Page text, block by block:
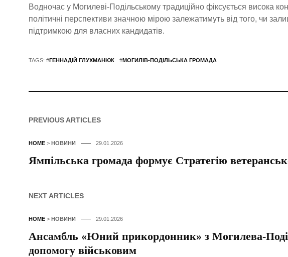
Водночас у Могилеві-Подільському традиційно фіксується висока
політичні перспективи значною мірою залежатимуть від того, чи
підтримкою для власних кандидатів.
TAGS: #ГЕННАДІЙ ГЛУХМАНЮК #МОГИЛІВ-ПОДІЛЬСЬКА ГРОМАДА
PREVIOUS ARTICLES
HOME > НОВИНИ 29.01.2026
Ямпільська громада формує Стратегію
NEXT ARTICLES
HOME > НОВИНИ 29.01.2026
Ансамбль «Юний прикордонник» з Могилева-
допомогу військовим